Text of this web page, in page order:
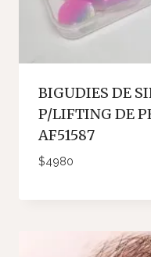
BIGUDIES DE
P/LIFTING DE
AF51587
$4980